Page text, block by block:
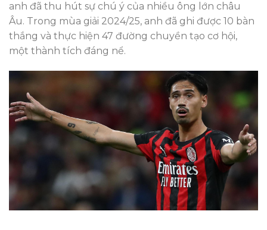
anh đã thu hút sự chú ý của nhiều ông lớn châu
Âu. Trong mùa giải 2024/25, anh đã ghi được 10 bàn
thắng và thực hiện 47 đường chuyền tạo cơ hội,
một thành tích đáng nể.